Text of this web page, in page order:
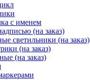
с именем
(на заказ)
светильники (на заказ)
(на заказ)
(на заказ)